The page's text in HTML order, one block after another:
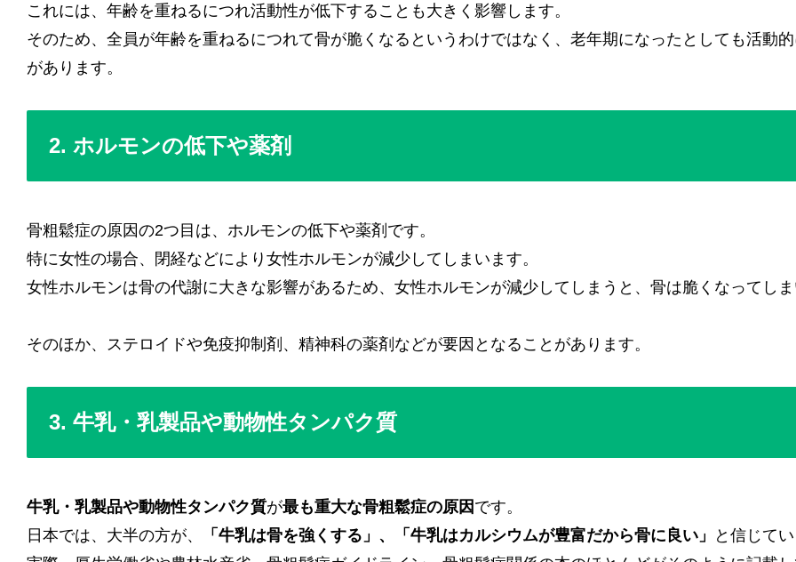
これには、年齢を重ねるにつれ活動性が低下することも大きく影響します。
そのため、全員が年齢を重ねるにつれて骨が脆くなるというわけではなく、老年期になったとしても活動
があります。
2. ホルモンの低下や薬剤
骨粗鬆症の原因の2つ目は、ホルモンの低下や薬剤です。
特に女性の場合、閉経などにより女性ホルモンが減少してしまいます。
女性ホルモンは骨の代謝に大きな影響があるため、女性ホルモンが減少してしまうと、骨は脆くなってし
そのほか、ステロイドや免疫抑制剤、精神科の薬剤などが要因となることがあります。
3. 牛乳・乳製品や動物性タンパク質
牛乳・乳製品や動物性タンパク質が最も重大な骨粗鬆症の原因 です。
日本では、大半の方が、
「牛乳は骨を強くする」、「牛乳はカルシウムが豊富だから骨に良い」
と信じて